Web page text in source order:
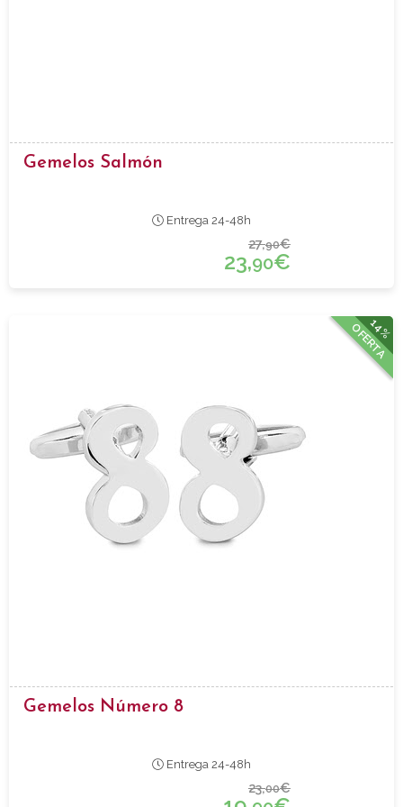
Gemelos Salmón
Entrega 24-48h
27,90€
23,90€
14%
OFERTA
Gemelos Número 8
Entrega 24-48h
23,00€